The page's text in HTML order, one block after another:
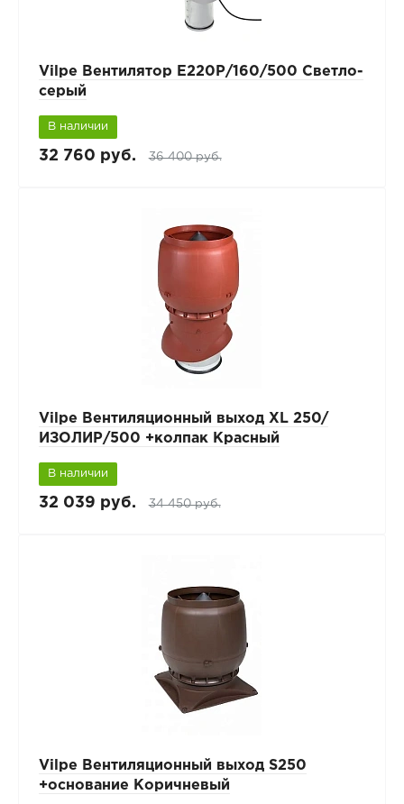
Vilpe Вентилятор Е220Р/160/500 Светло-
серый
В наличии
32 760 руб. 36 400 руб.
Vilpe Вентиляционный выход XL 250/
ИЗОЛИР/500 +колпак Красный
В наличии
32 039 руб. 34 450 руб.
Vilpe Вентиляционный выход S250
+основание Коричневый